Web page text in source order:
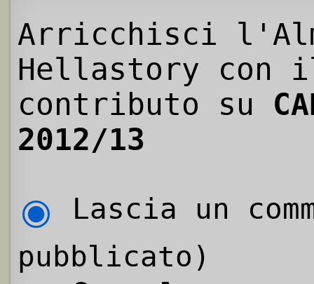
Arricchisci
Hellastory con
contributo su
2012/13
Lascia un
pubblicato)